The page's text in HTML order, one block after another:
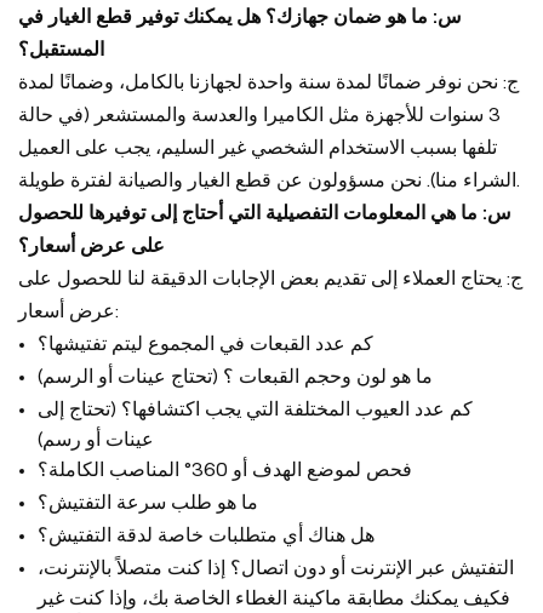
س: ما هو ضمان جهازك؟ هل يمكنك توفير قطع الغيار في
المستقبل؟
ج: نحن نوفر ضمانًا لمدة سنة واحدة لجهازنا بالكامل، وضمانًا لمدة
3 سنوات للأجهزة مثل الكاميرا والعدسة والمستشعر (في حالة
تلفها بسبب الاستخدام الشخصي غير السليم، يجب على العميل
الشراء منا). نحن مسؤولون عن قطع الغيار والصيانة لفترة طويلة.
س: ما هي المعلومات التفصيلية التي أحتاج إلى توفيرها للحصول
على عرض أسعار؟
ج: يحتاج العملاء إلى تقديم بعض الإجابات الدقيقة لنا للحصول على
عرض أسعار:
كم عدد القبعات في المجموع ليتم تفتيشها؟
ما هو لون وحجم القبعات ؟ (تحتاج عينات أو الرسم)
كم عدد العيوب المختلفة التي يجب اكتشافها؟ (تحتاج إلى
عينات أو رسم)
فحص لموضع الهدف أو 360
° المناصب الكاملة؟
ما هو طلب سرعة التفتيش؟
هل هناك أي متطلبات خاصة لدقة التفتيش؟
التفتيش عبر الإنترنت أو دون اتصال؟ إذا كنت متصلاً بالإنترنت،
فكيف يمكنك مطابقة ماكينة الغطاء الخاصة بك، وإذا كنت غير